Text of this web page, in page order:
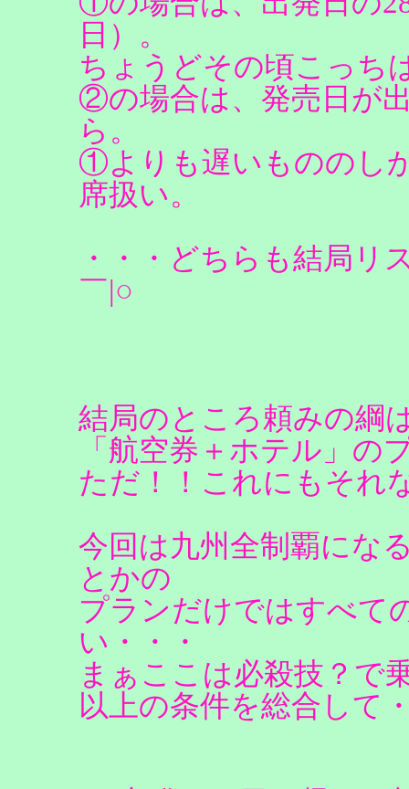
日）。
ちょうどその頃こっち
②の場合は、発売日が
ら。
①よりも遅いもののし
席扱い。
・・・どちらも結局リ
￣|○
結局のところ頼みの綱
「航空券＋ホテル」の
ただ！！これにもそれ
今回は九州全制覇にな
とかの
プランだけではすべて
い・・・
まぁここは必殺技？で
以上の条件を総合して